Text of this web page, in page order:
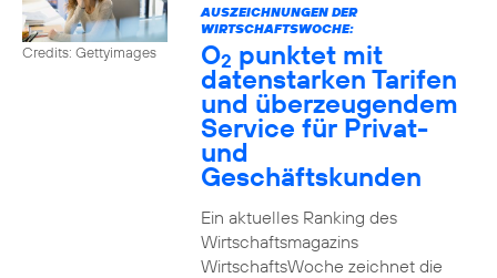
Credits: Gettyimages
AUSZEICHNUNGEN DER
WIRTSCHAFTSWOCHE:
O2 punktet mit
datenstarken Tarifen
und überzeugendem
Service für Privat-
und
Geschäftskunden
Ein aktuelles Ranking des
Wirtschaftsmagazins
WirtschaftsWoche zeichnet die